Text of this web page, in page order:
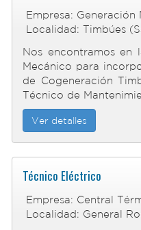
Empresa: Generación
Localidad: Timbúes
Nos encontramos en
Mecánico para
de Cogeneración
Técnico de
Ver detalles
Técnico Eléctrico
Empresa: Central
Localidad: General